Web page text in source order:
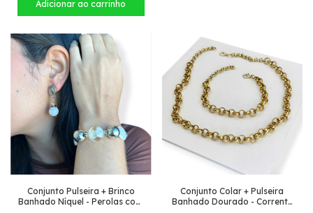
Conjunto Pulseira + Brinco
Banhado Níquel - Perolas com
Conjunto Colar + Pulseira
Banhado Dourado - Corrente